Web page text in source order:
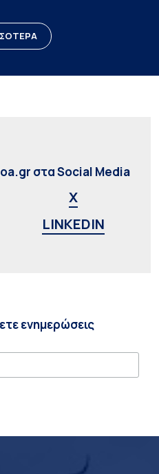
στα Social Media
X
LINKEDIN
ενημερώσεις